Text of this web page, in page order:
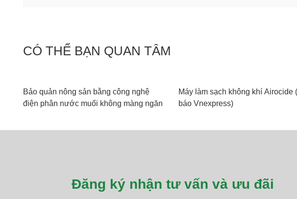
CÓ THỂ BẠN QUAN TÂM
Bảo quản nông sản bằng công nghệ
điện phân nước muối không màng ngăn
Máy làm sạch không khí Airocide
báo Vnexpress)
Đăng ký nhận tư vấn và ưu đãi